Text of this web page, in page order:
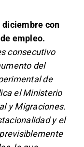
diciembre con
empleo.
consecutivo
del
de
el Ministerio
y Migraciones.
y el